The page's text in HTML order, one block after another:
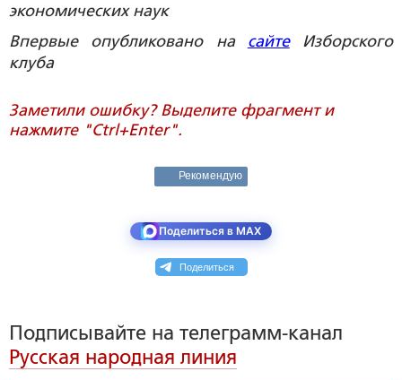
экономических наук
Впервые опубликовано на сайтеИзборского
клуба
Заметили ошибку? Выделите фрагмент и
нажмите "Ctrl+Enter".
Рекомендую
Поделиться в MAX
Поделиться
Подписывайте на телеграмм-канал
Русская народная линия